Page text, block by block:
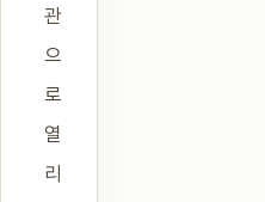
관
으
로
열
리